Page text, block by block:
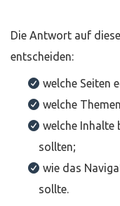
Die Antwort auf
entscheiden:
welche Seiten
welche
welche Inhalte
sollten;
wie das
sollte.